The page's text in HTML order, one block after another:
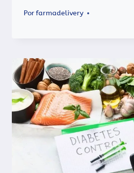
Porfarmadelivery